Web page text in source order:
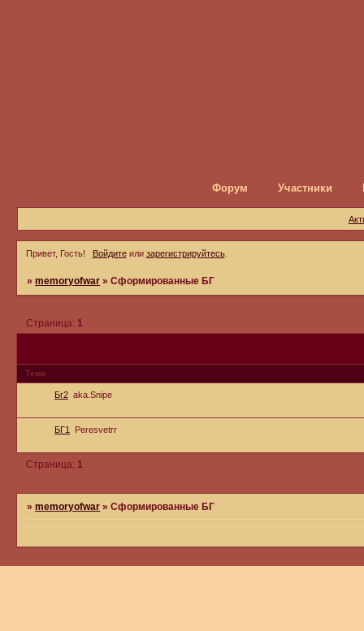
Форум Участники
Привет, Гость! Войдитеили зарегистрируйтесь.
»memoryofwar »Сформированные БГ
Страница: 1
Тема
Бг2 aka.Snipe
БГ1 Peresvetrr
Страница: 1
»memoryofwar »Сформированные БГ